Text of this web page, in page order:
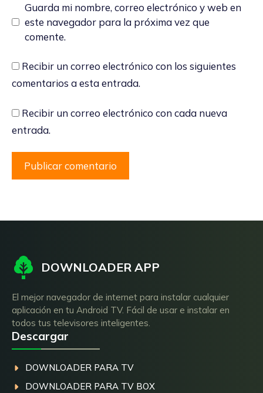
Guarda mi nombre, correo electrónico y web en
este navegador para la próxima vez que
comente.
Recibir un correo electrónico con los siguientes
comentarios a esta entrada.
Recibir un correo electrónico con cada nueva
entrada.
DOWNLOADER APP
El mejor navegador de internet para instalar cualquier
aplicación en tu Android TV. Fácil de usar e instalar en
todos tus televisores inteligentes.
Descargar
DOWNLOADER PARA TV
DOWNLOADER PARA TV BOX